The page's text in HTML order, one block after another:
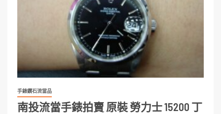
手錶鑽石流當品
南投流當手錶拍賣 原裝 勞力士 15200 丁